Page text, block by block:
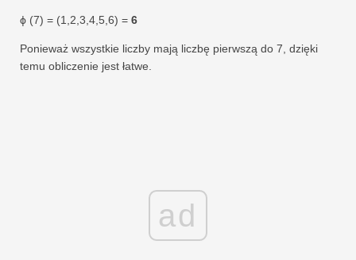
ϕ (7) = (1,2,3,4,5,6) = 6
Ponieważ wszystkie liczby mają liczbę pierwszą do 7, dzięki
temu obliczenie jest łatwe.
ad